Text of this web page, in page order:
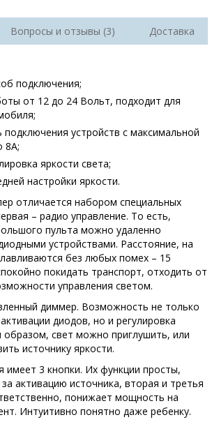
Вопросы и отзывы (3) Доставка
подключения;
от 12 до 24 Вольт, подходит для
устройств с максимальной
8А;
яркости света;
настройки яркости.
отличается набором специальных
– радио управление. То есть,
пульта можно удаленно
устройствами. Расстояние, на
без любых помех – 15
покидать транспорт, отходить от
управления светом.
диммер. Возможность не только
диодов, но и регулировка
свет можно приглушить, или
источнику яркости.
имеет 3 кнопки. Их функции просты,
активацию источника, вторая и третья
понижает мощность на
Интуитивно понятно даже ребенку.